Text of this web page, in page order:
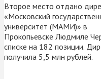
Второе место отдано
«Московский
университет (МАМИ)» в
Прокопьевске Людмиле
списке на 182 позиции.
получила 5,5 млн рублей.